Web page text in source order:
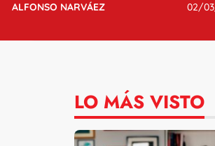
ALFONSO NARVÁEZ 02/
LO MÁS VISTO